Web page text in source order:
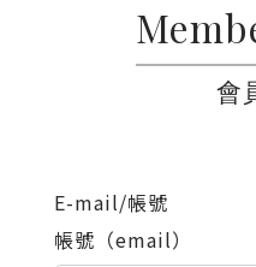
會
E-mail/帳號
帳號（email）